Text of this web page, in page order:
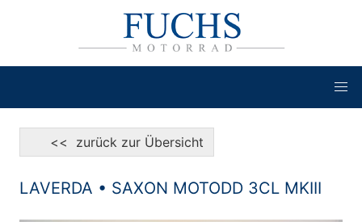
<< zurück zur Übersicht
LAVERDA • SAXON MOTODD 3CL MKIII